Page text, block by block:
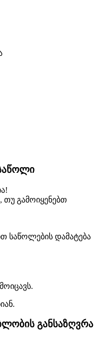
თუ გამოიყენებთ
საწოლების დამატება
განსაზღვრა